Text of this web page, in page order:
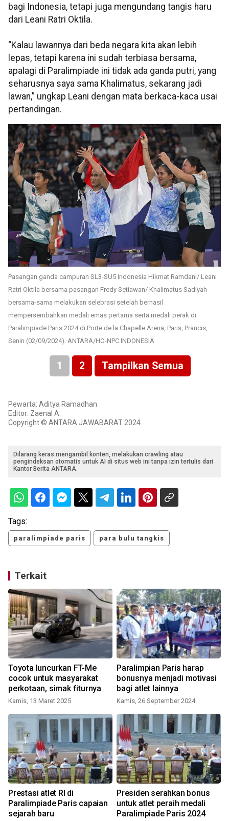
bagi Indonesia, tetapi juga mengundang tangis haru
dari Leani Ratri Oktila.
“Kalau lawannya dari beda negara kita akan lebih
lepas, tetapi karena ini sudah terbiasa bersama,
apalagi di Paralimpiade ini tidak ada ganda putri, yang
seharusnya saya sama Khalimatus, sekarang jadi
lawan,” ungkap Leani dengan mata berkaca-kaca usai
pertandingan.
Pasangan ganda campuran SL3-SU5 Indonesia Hikmat Ramdani/ Leani
Ratri Oktila bersama pasangan Fredy Setiawan/ Khalimatus Sadiyah
bersama-sama melakukan selebrasi setelah berhasil
mempersembahkan medali emas pertama serta medali perak di
Paralimpiade Paris 2024 di Porte de la Chapelle Arena, Paris, Prancis,
Senin (02/09/2024). ANTARA/HO-NPC INDONESIA
1 2 Tampilkan Semua
Pewarta: Aditya Ramadhan
Editor: Zaenal A.
Copyright © ANTARA JAWABARAT 2024
Dilarang keras mengambil konten, melakukan crawling atau
pengindeksan otomatis untuk AI di situs web ini tanpa izin tertulis dari
Kantor Berita ANTARA.
Tags:
paralimpiade paris para bulu tangkis
Terkait
Toyota luncurkan FT-Me
cocok untuk masyarakat
perkotaan, simak fiturnya
Kamis, 13 Maret 2025
Paralimpian Paris harap
bonusnya menjadi motivasi
bagi atlet lainnya
Kamis, 26 September 2024
Prestasi atlet RI di
Paralimpiade Paris capaian
sejarah baru
Presiden serahkan bonus
untuk atlet peraih medali
Paralimpiade Paris 2024